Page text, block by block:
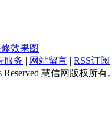
效果图
服务 | 网站留言 | RSS订阅
Reserved 慧信网版权所有